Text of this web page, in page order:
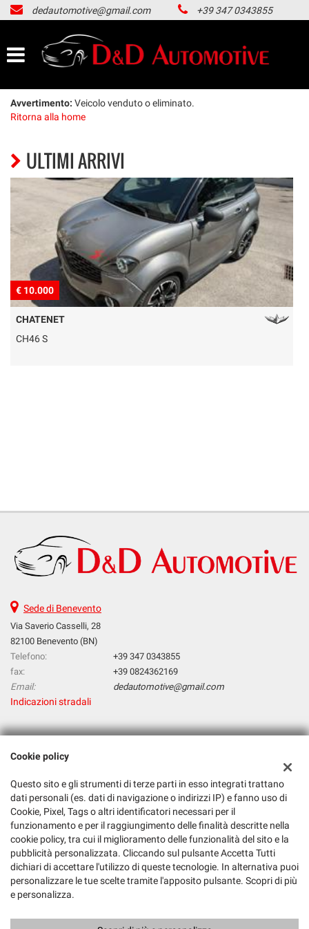
HOME
LISTA VEICOLI
ACQUISTIAMO USATO
CONTATTI
NEWS
AREA COMMERCIANTI
dedautomotive@gmail.com +39 347 0343855
Avvertimento: Veicolo venduto o eliminato.
Ritorna alla home
ULTIMI ARRIVI
€ 10.000
CHATENET
CH46 S
Sede di Benevento
Via Saverio Casselli, 28
82100 Benevento (BN)
Telefono:
+39 347 0343855
fax:
+39 0824362169
Email:
dedautomotive@gmail.com
Indicazioni stradali
Dati fiscali:
Via Saverio Casselli, 28, 82100 Benevento BN
C.F/P.IVA:01561740620
Registro delle imprese:BN
Cookie policy
Questo sito e gli strumenti di terze parti in esso integrati trattano
dati personali (es. dati di navigazione o indirizzi IP) e fanno uso di
Cookie, Pixel, Tags o altri identificatori necessari per il
funzionamento e per il raggiungimento delle finalità descritte nella
cookie policy, tra cui il miglioramento delle funzionalità del sito e la
pubblicità personalizzata. Cliccando sul pulsante Accetta Tutti
dichiari di accettare l'utilizzo di queste tecnologie. In alternativa puoi
personalizzare le tue scelte tramite l'apposito pulsante. Scopri di più
e personalizza.